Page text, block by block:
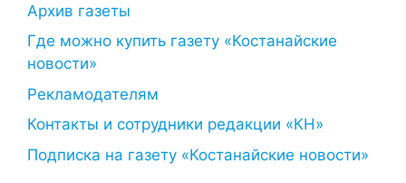
Архив газеты
Где можно купить газету «Костанайские
новости»
Рекламодателям
Контакты и сотрудники редакции «КН»
Подписка на газету «Костанайские новости»